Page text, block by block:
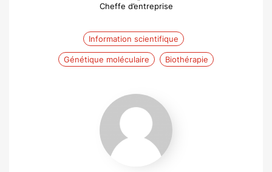
Cheffe d’entreprise
Information scientifique
Génétique moléculaire Biothérapie
Samia
Gharbi